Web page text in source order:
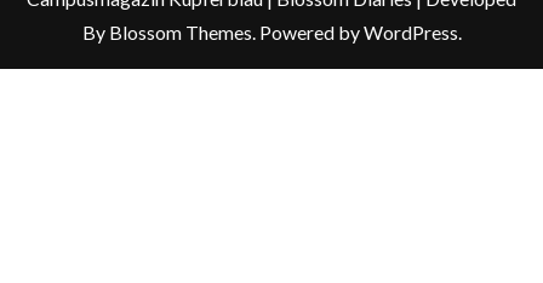
By Blossom Themes. Powered byWordPress.